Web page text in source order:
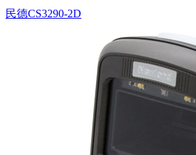
民德CS3290-2D